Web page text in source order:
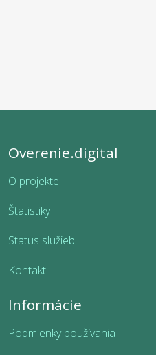
Overenie.digital
O projekte
Štatistiky
Status služieb
Kontakt
Informácie
Podmienky používania